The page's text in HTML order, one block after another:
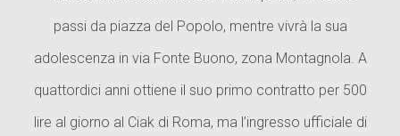
passi da piazza del Popolo, mentre vivrà la sua
adolescenza in via Fonte Buono, zona Montagnola. A
quattordici anni ottiene il suo primo contratto per 500
lire al giorno al Ciak di Roma, ma l’ingresso ufficiale di